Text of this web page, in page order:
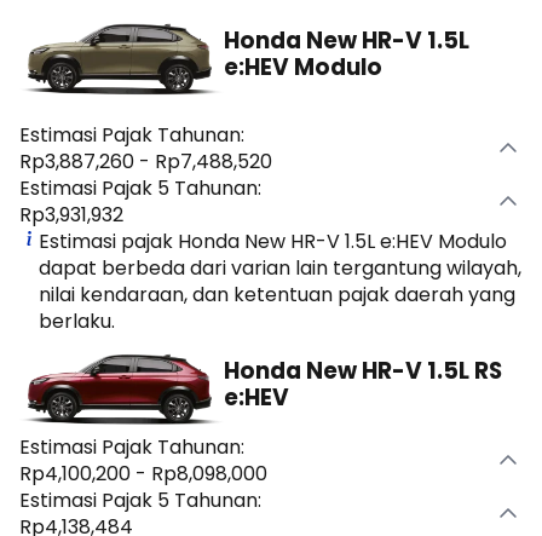
Honda New HR-V 1.5L
e:HEV Modulo
Estimasi Pajak Tahunan:
Rp3,887,260 - Rp7,488,520
Estimasi Pajak 5 Tahunan:
Rp3,931,932
Estimasi pajak Honda New HR-V 1.5L e:HEV Modulo
dapat berbeda dari varian lain tergantung wilayah,
nilai kendaraan, dan ketentuan pajak daerah yang
berlaku.
Honda New HR-V 1.5L RS
e:HEV
Estimasi Pajak Tahunan:
Rp4,100,200 - Rp8,098,000
Estimasi Pajak 5 Tahunan:
Rp4,138,484